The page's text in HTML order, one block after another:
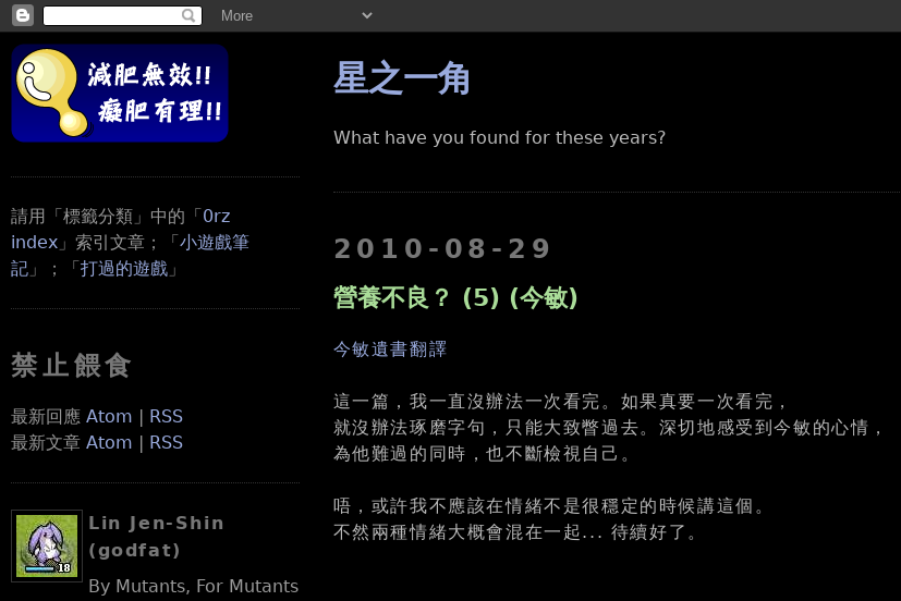
請用「標籤分類」中的「0rz
index 」索引文章；「小遊戲筆
記 」；「打過的遊戲 」
禁止餵食
最新回應 Atom | RSS
最新文章 Atom | RSS
Lin Jen-Shin
(godfat)
By Mutants, For Mutants
星之一角
What have you found for these years?
2010-08-29
營養不良？ (5) (今敏)
今敏遺書翻譯
這一篇，我一直沒辦法一次看完。如果真要一次看完，
就沒辦法琢磨字句，只能大致瞥過去。深切地感受到今敏的心情，
為他難過的同時，也不斷檢視自己。
唔，或許我不應該在情緒不是很穩定的時候講這個。
不然兩種情緒大概會混在一起... 待續好了。